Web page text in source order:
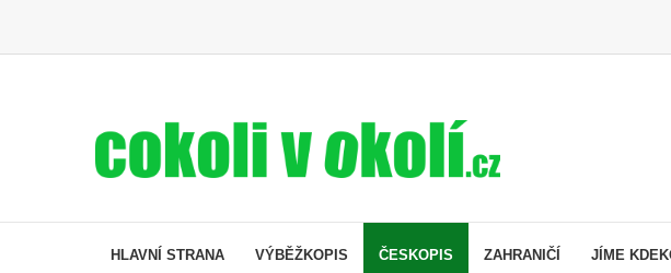
HLAVNÍ STRANA VÝBĚŽKOPIS ČESKOPIS ZAHRANIČÍ JÍME